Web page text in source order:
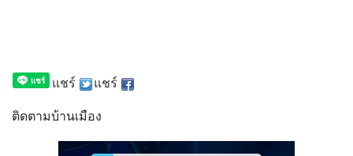
แชร์ แชร์
ติดตามบ้านเมือง